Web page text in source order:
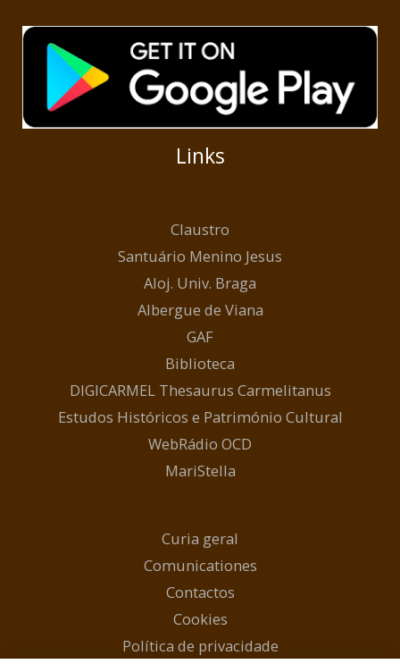
Links
Claustro
Santuário Menino Jesus
Aloj. Univ. Braga
Albergue de Viana
GAF
Biblioteca
DIGICARMEL Thesaurus Carmelitanus
Estudos Históricos e Património Cultural
WebRádio OCD
MariStella
Curia geral
Comunicationes
Contactos
Cookies
Política de privacidade